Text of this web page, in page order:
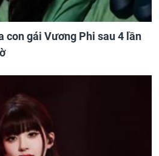
con gái Vương Phi sau 4 lần